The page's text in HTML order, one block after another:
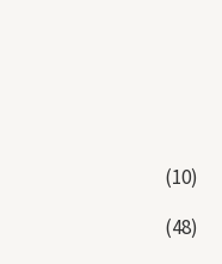
(10)
(48)